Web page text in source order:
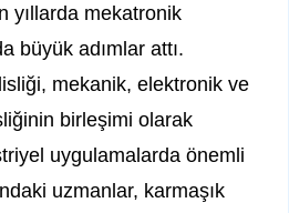
yıllarda mekatronik
büyük adımlar attı.
mekanik, elektronik ve
birleşimi olarak
uygulamalarda önemli
uzmanlar, karmaşık